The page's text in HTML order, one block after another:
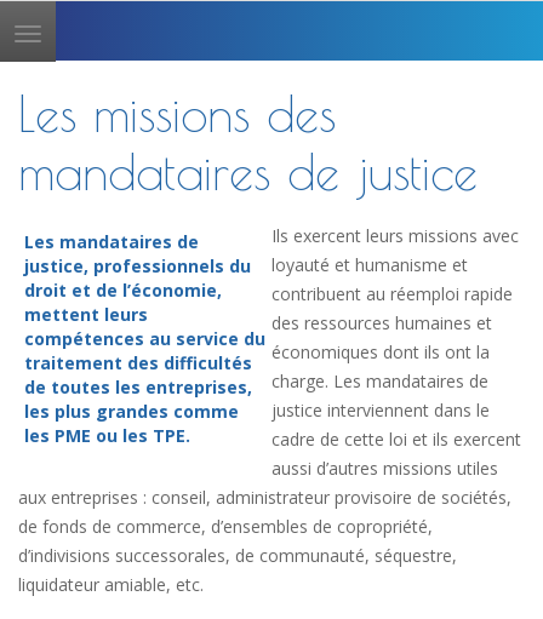
Toggle
navigation
Les missions des
mandataires de justice
Les mandataires de
justice, professionnels du
droit et de l’économie,
mettent leurs
compétences au service du
traitement des difficultés
de toutes les entreprises,
les plus grandes comme
les PME ou les TPE.
Ils exercent leurs missions avec
loyauté et humanisme et
contribuent au réemploi rapide
des ressources humaines et
économiques dont ils ont la
charge. Les mandataires de
justice interviennent dans le
cadre de cette loi et ils exercent
aussi d’autres missions utiles
aux entreprises : conseil, administrateur provisoire de sociétés,
de fonds de commerce, d’ensembles de copropriété,
d’indivisions successorales, de communauté, séquestre,
liquidateur amiable, etc.